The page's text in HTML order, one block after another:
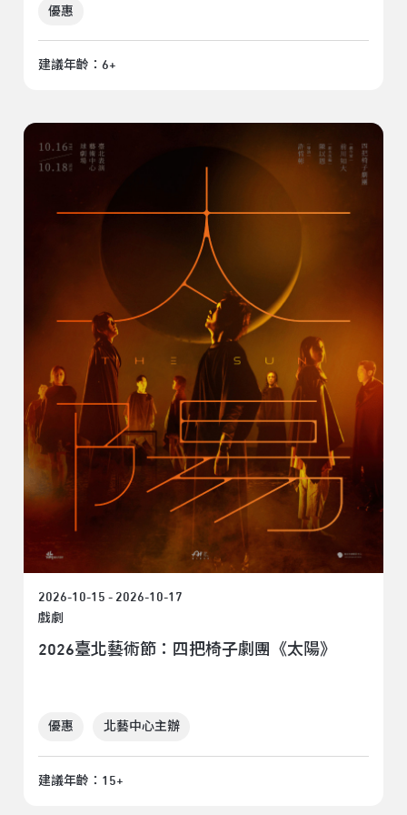
優惠
建議年齡：6+
2026-10-15 - 2026-10-17
戲劇
2026臺北藝術節：四把椅子劇團《太陽》
優惠 北藝中心主辦
建議年齡：15+